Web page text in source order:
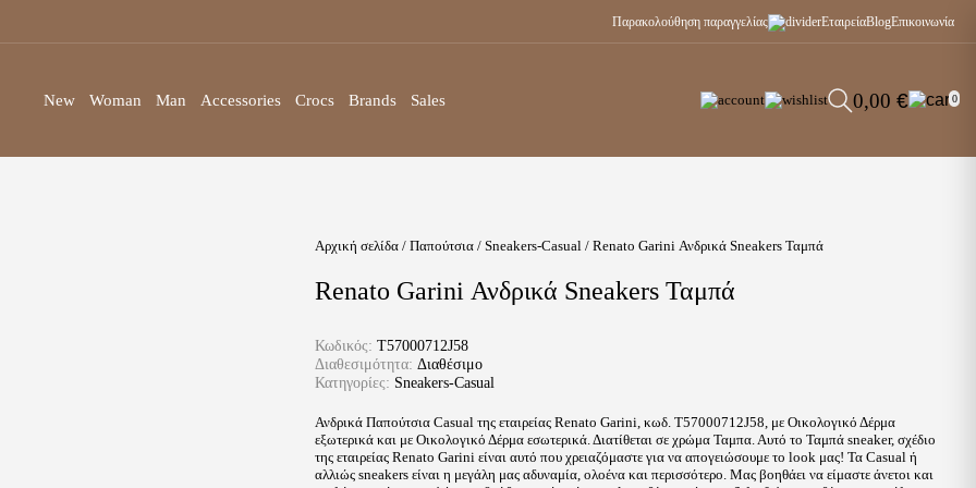
Παρακολούθηση παραγγελίας ΕταιρείαBlogΕπικοινωνία
New Woman Man Accessories Crocs Brands Sales 0,00 € 0
Αρχική σελίδα /Παπούτσια /Sneakers-Casual / Renato Garini Ανδρικά Sneakers Ταμπά
Ανδρικά Παπούτσια Casual της εταιρείας Renato Garini, κωδ. T57000712J58, με Οικολογικό Δέρμα
εξωτερικά και με Οικολογικό Δέρμα εσωτερικά. Διατίθεται σε χρώμα Ταμπα. Αυτό το Ταμπά sneaker, σχέδιο
της εταιρείας Renato Garini είναι αυτό που χρειαζόμαστε για να απογειώσουμε το look μας! Τα Casual ή
αλλιώς sneakers είναι η μεγάλη μας αδυναμία, ολοένα και περισσότερο. Μας βοηθάει να είμαστε άνετοι και
Renato Garini Ανδρικά Sneakers Ταμπά
Κωδικός:T57000712J58
Διαθεσιμότητα:Διαθέσιμο
Κατηγορίες: Sneakers-Casual